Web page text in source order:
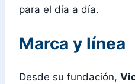
para el día a día.
Marca y línea
Desde su fundación,